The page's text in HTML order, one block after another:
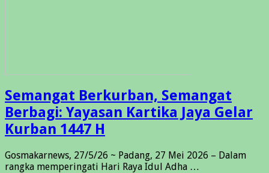
Semangat Berkurban, Semangat
Berbagi: Yayasan Kartika Jaya Gelar
Kurban 1447 H
Gosmakarnews, 27/5/26 ~ Padang, 27 Mei 2026 – Dalam
rangka memperingati Hari Raya Idul Adha …